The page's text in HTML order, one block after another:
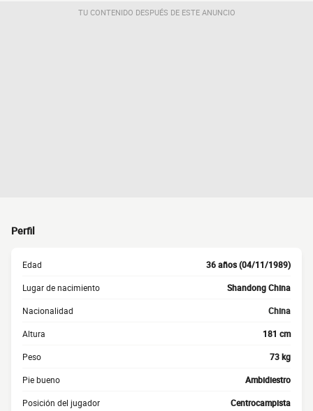
TU CONTENIDO DESPUÉS DE ESTE ANUNCIO
Perfil
Edad 36 años (04/11/1989)
Lugar de nacimiento Shandong China
Nacionalidad China
Altura 181 cm
Peso 73 kg
Pie bueno Ambidiestro
Posición del jugador Centrocampista